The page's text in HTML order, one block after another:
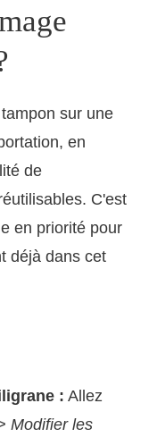
sur une
en
de
C'est
en priorité pour
déjà dans cet
: Allez
Modifier les